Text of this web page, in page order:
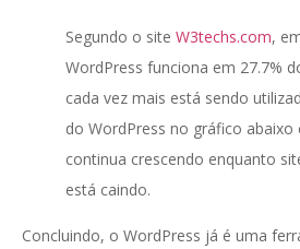
Segundo o site W3techs.com,
WordPress funciona em 27.7%
cada vez mais está sendo
do WordPress no gráfico abaixo
continua crescendo enquanto
está caindo.
Concluindo, o WordPress já é uma